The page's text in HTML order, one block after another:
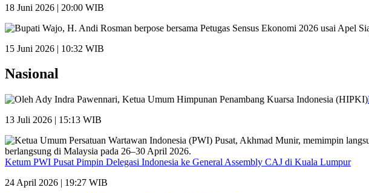
18 Juni 2026 | 20:00 WIB
15 Juni 2026 | 10:32 WIB
Nasional
13 Juli 2026 | 15:13 WIB
Ketum PWI Pusat Pimpin Delegasi Indonesia ke General Assembly CAJ di Kuala Lumpur
24 April 2026 | 19:27 WIB